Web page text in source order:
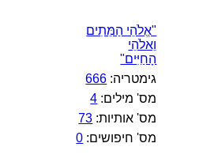
"אֱלֹהֵי הַמֵּתִים
וֵאלֹהֵי
הָחַיִּים"
גימטריה: 666
מס' מילים: 4
מס' אותיות: 73
מס' חיפושים: 0